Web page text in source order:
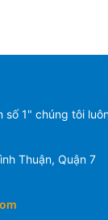
số 1" chúng tôi
Thuận, Quận 7